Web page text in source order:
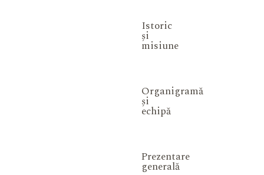
Istoric
și
misiune
Organigramă
și
echipă
Prezentare
generală